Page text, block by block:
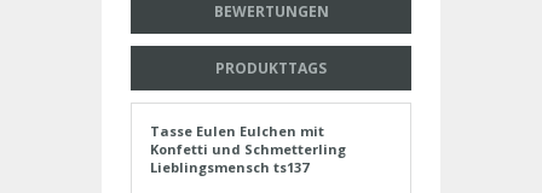
BEWERTUNGEN
PRODUKTTAGS
Tasse Eulen Eulchen mit
Konfetti und Schmetterling
Lieblingsmensch ts137